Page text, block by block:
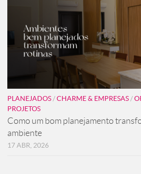
PLANEJADOS/CHARME & EMPRESAS/
PROJETOS
Como um bom planejamento
ambiente
17 ABR, 2026